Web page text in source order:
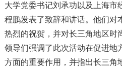
大学党委书记刘承功以及上海市
程鹏发表了致辞和讲话。他们对
热烈的祝贺，并对长三角地区时
领导们强调了此次活动在促进地
方面的重要作用，并指出长三角